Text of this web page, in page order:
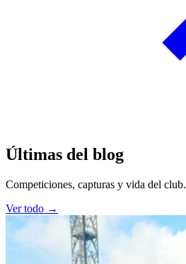
Últimas del blog
Competiciones, capturas y vida del club.
Ver todo →